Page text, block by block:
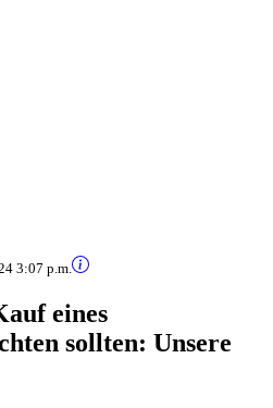
3:07 p.m.
eines
sollten: Unsere